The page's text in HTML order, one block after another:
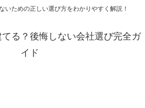
いための正しい選び方をわかりやすく解説！
る？後悔しない会社選び完全ガ
イド